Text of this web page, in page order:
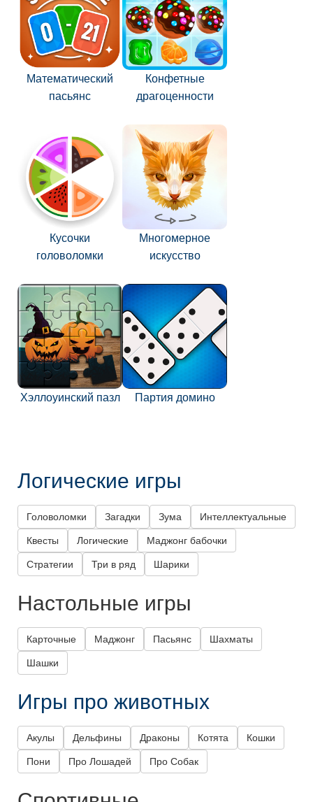
Математический
пасьянс
Конфетные
драгоценности
Кусочки
головоломки
Многомерное
искусство
Хэллоуинский пазл Партия домино
Логические игры
Головоломки Загадки Зума Интеллектуальные
Квесты Логические Маджонг бабочки
Стратегии Три в ряд Шарики
Настольные игры
Карточные Маджонг Пасьянс Шахматы
Шашки
Игры про животных
Акулы Дельфины Драконы Котята Кошки
Пони Про Лошадей Про Собак